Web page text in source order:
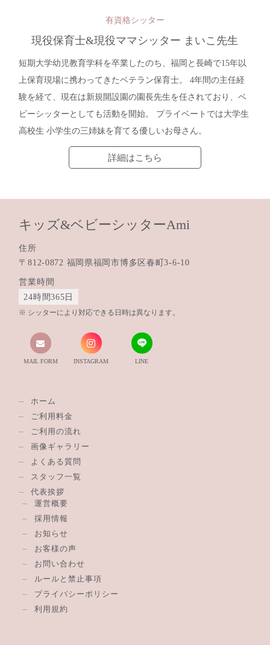
有資格シッター
現役保育士&現役ママシッター まいこ先生
短期大学幼児教育学科を卒業したのち、福岡と長崎で15年以
上保育現場に携わってきたベテラン保育士。 4年間の主任経
験を経て、現在は新規開設園の園長先生を任されており、ベ
ビーシッターとしても活動を開始。 プライベートでは大学生
高校生 小学生の三姉妹を育てる優しいお母さん。
詳細はこちら
キッズ&ベビーシッターAmi
住所
〒812-0872 福岡県福岡市博多区春町3-6-10
営業時間
24時間365日
シッターにより対応できる日時は異なります。
MAIL FORM INSTAGRAM LINE
ホーム
ご利用料金
ご利用の流れ
画像ギャラリー
よくある質問
スタッフ一覧
代表挨拶
運営概要
採用情報
お知らせ
お客様の声
お問い合わせ
ルールと禁止事項
プライバシーポリシー
利用規約